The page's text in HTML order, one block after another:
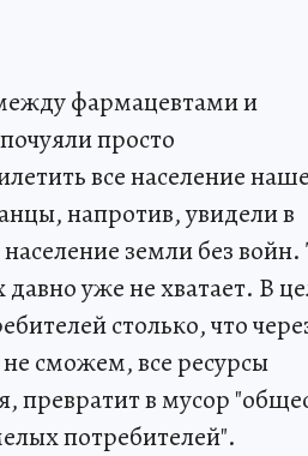
фармацевтами и
просто
все население
напротив, увидели в
земли без войн.
давно уже не хватает. В
столько, что
сможем, все ресурсы
превратит в мусор
потребителей".